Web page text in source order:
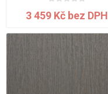
3 459 Kč bez DPH